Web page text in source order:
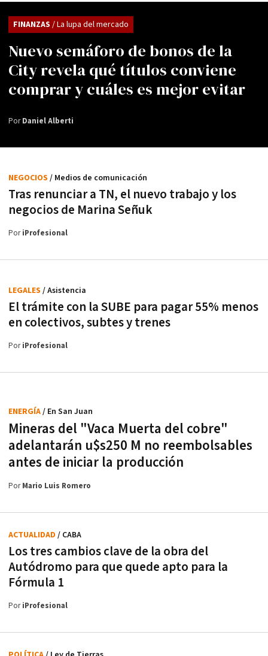
Nuevo semáforo de bonos de la
City revela qué títulos conviene
comprar y cuáles es mejor evitar
FINANZAS / La lupa del mercado
PorDaniel Alberti
Tras renunciar a TN, el nuevo trabajo y los
negocios de Marina Señuk
NEGOCIOS / Medios de comunicación
PoriProfesional
El trámite con la SUBE para pagar 55% menos
en colectivos, subtes y trenes
LEGALES / Asistencia
PoriProfesional
Mineras del "Vaca Muerta del cobre"
adelantarán u$s250 M no reembolsables
antes de iniciar la producción
ENERGÍA/ En San Juan
PorMario Luis Romero
Los tres cambios clave de la obra del
Autódromo para que quede apto para la
Fórmula 1
ACTUALIDAD / CABA
PoriProfesional